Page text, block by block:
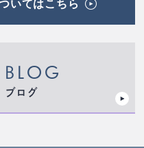
BLOG
ブログ